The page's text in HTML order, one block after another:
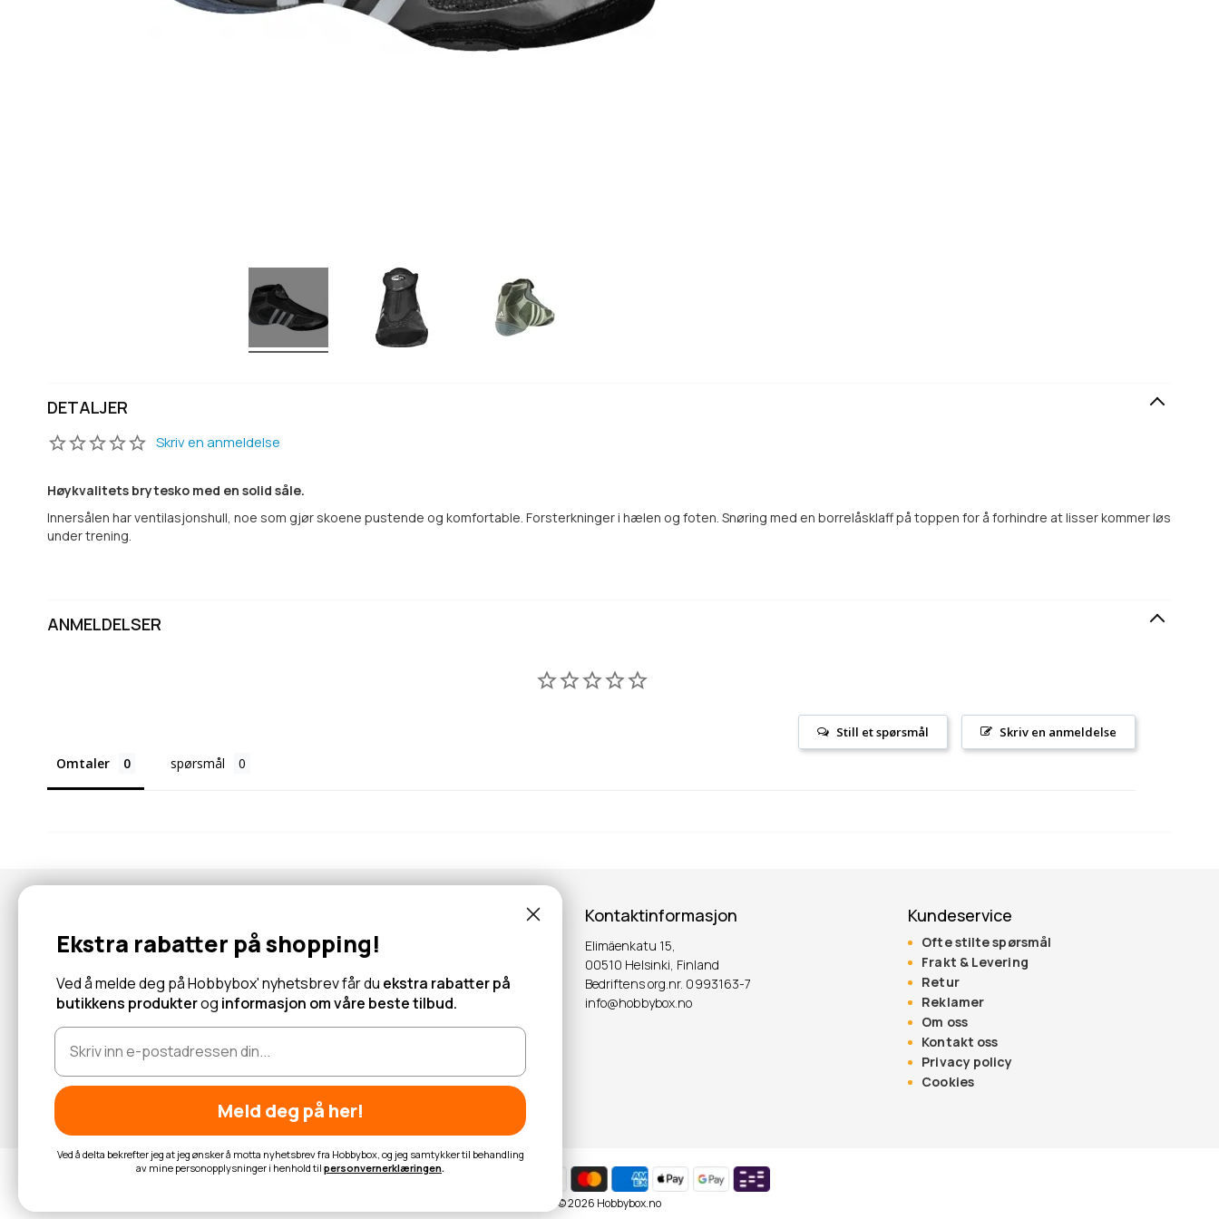
DETALJER
Skriv en anmeldelse
Høykvalitets brytesko med en solid såle.
Innersålen har ventilasjonshull, noe som gjør skoene pustende og komfortable. Forsterkninger i hælen og foten. Snøring med en borrelåsklaff på toppen for å forhindre at lisser kommer løs
under trening.
ANMELDELSER
Skriv en anmeldelse
Still et spørsmål
Omtaler spørsmål
Abonner for å motta tilbud og informasjon om nye produkter!
OK
Les mer
Kontaktinformasjon
Elimäenkatu 15,
00510 Helsinki, Finland
Bedriftens org.nr. 0993163-7
info@hobbybox.no
Kundeservice
Ofte stilte spørsmål
Frakt & Levering
Retur
Reklamer
Om oss
Kontakt oss
Privacy policy
Cookies
© 2026 Hobbybox.no
Ekstra rabatter på shopping!
Ved å melde deg på Hobbybox' nyhetsbrev får du ekstra rabatter på
butikkens produkterog informasjon om våre beste tilbud.
Meld deg på her!
Ved å delta bekrefter jeg at jeg ønsker å motta nyhetsbrev fra Hobbybox, og jeg samtykker til behandling
av mine personopplysninger i henhold til personvernerklæringen.